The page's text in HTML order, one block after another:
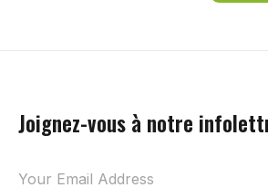
Joignez-vous à notre